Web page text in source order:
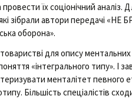
провести їх соціонічний
зібрали автори передачі «НЕ
оборона».
для опису
«інтегрального типу». І
менталітет певного
Більшість спеціалістів